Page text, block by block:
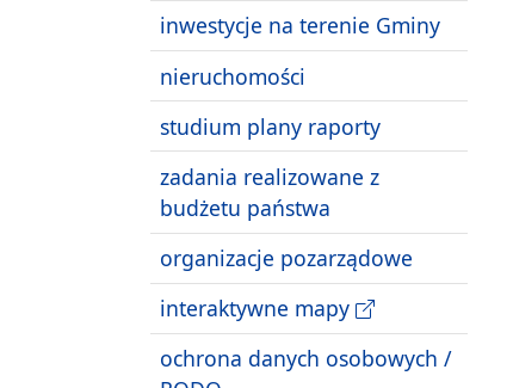
inwestycje na terenie Gminy
nieruchomości
studium plany raporty
zadania realizowane z
budżetu państwa
organizacje pozarządowe
interaktywne mapy
ochrona danych osobowych /